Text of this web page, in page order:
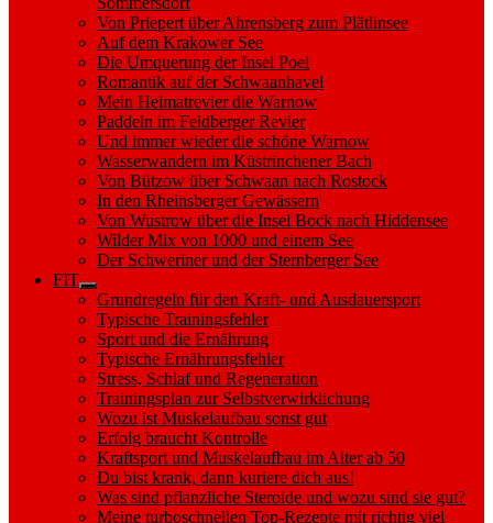
Von Priepert über Ahrensberg zum Plätlinsee
Auf dem Krakower See
Die Umquerung der Insel Poel
Romantik auf der Schwaanhavel
Mein Heimatrevier die Warnow
Paddeln im Feldberger Revier
Und immer wieder die schöne Warnow
Wasserwandern im Küstrinchener Bach
Von Bützow über Schwaan nach Rostock
In den Rheinsberger Gewässern
Von Wustrow über die Insel Bock nach Hiddensee
Wilder Mix von 1000 und einem See
Der Schweriner und der Sternberger See
FIT
Show
sub
menu
Grundregeln für den Kraft- und Ausdauersport
Typische Trainingsfehler
Sport und die Ernährung
Typische Ernährungsfehler
Stress, Schlaf und Regeneration
Trainingsplan zur Selbstverwirklichung
Wozu ist Muskelaufbau sonst gut
Erfolg braucht Kontrolle
Kraftsport und Muskelaufbau im Alter ab 50
Du bist krank, dann kuriere dich aus!
Was sind pflanzliche Steroide und wozu sind sie gut?
Meine turboschnellen Top-Rezepte mit richtig viel